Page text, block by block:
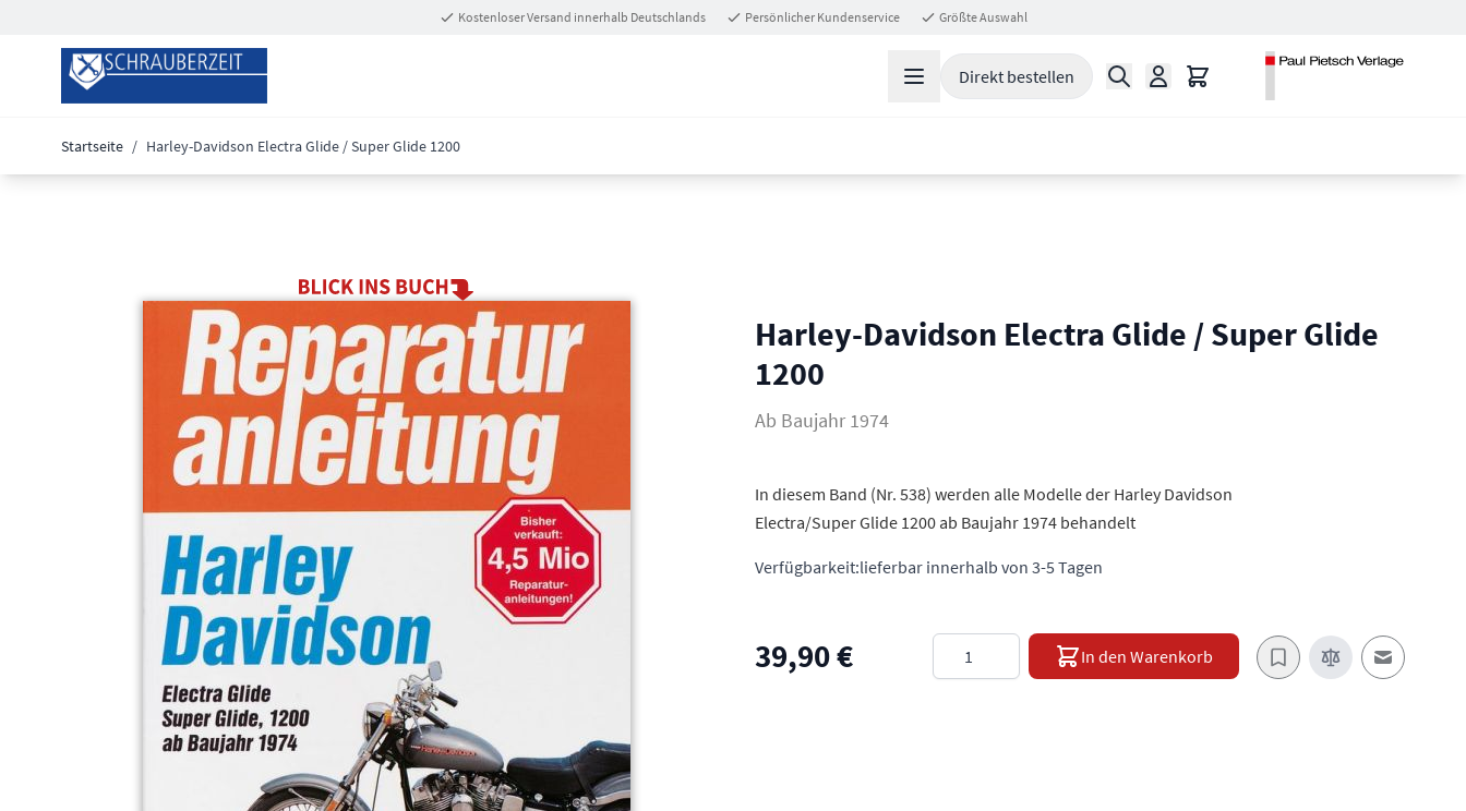
Kostenloser Versand innerhalb Deutschlands Persönlicher Kundenservice Größte Auswahl
Direkt bestellen Suche Warenkorb
Startseite / Harley-Davidson Electra Glide / Super Glide 1200
Harley-Davidson Electra Glide / Super Glide
1200
Ab Baujahr 1974
Click to view image in fullscreen
In diesem Band (Nr. 538) werden alle Modelle der Harley Davidson
Electra/Super Glide 1200 ab Baujahr 1974 behandelt
Verfügbarkeit:lieferbar innerhalb von 3-5 Tagen
39,90 € In den Warenkorb
E-Mail an